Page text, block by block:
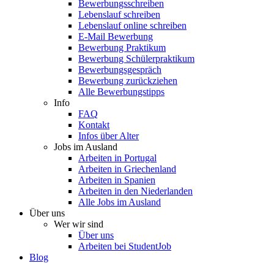
Bewerbungsschreiben
Lebenslauf schreiben
Lebenslauf online schreiben
E-Mail Bewerbung
Bewerbung Praktikum
Bewerbung Schülerpraktikum
Bewerbungsgespräch
Bewerbung zurückziehen
Alle Bewerbungstipps
Info
FAQ
Kontakt
Infos über Alter
Jobs im Ausland
Arbeiten in Portugal
Arbeiten in Griechenland
Arbeiten in Spanien
Arbeiten in den Niederlanden
Alle Jobs im Ausland
Über uns
Wer wir sind
Über uns
Arbeiten bei StudentJob
Blog